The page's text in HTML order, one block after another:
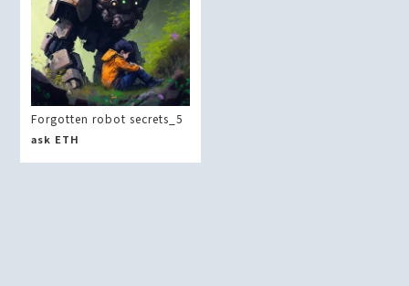
Forgotten robot secrets_5
ask ETH